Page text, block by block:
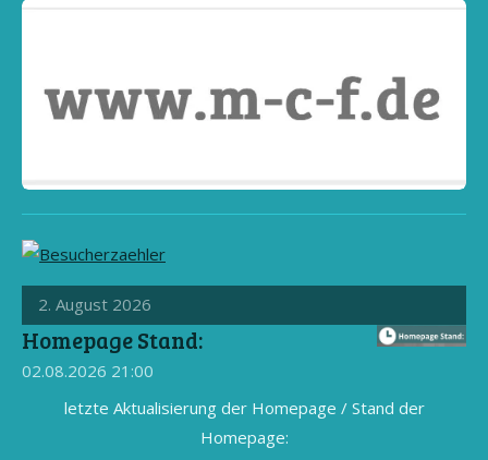
2. August 2026
Homepage Stand:
02.08.2026 21:00
letzte Aktualisierung der Homepage / Stand der
Homepage: